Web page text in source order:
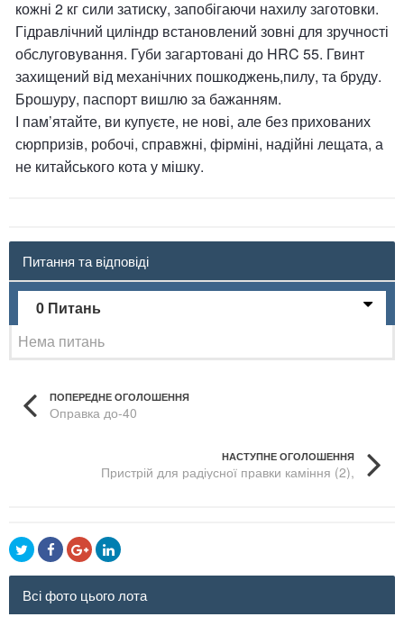
кожні 2 кг сили затиску, запобігаючи нахилу заготовки.
Гідравлічний циліндр встановлений зовні для зручності
обслуговування. Губи загартовані до HRC 55. Гвинт
захищений від механічних пошкоджень,пилу, та бруду.
Брошуру, паспорт вишлю за бажанням.
І пам’ятайте, ви купуєте, не нові, але без прихованих
сюрпризів, робочі, справжні, фірміні, надійні лещата, а
не китайського кота у мішку.
Питання та відповіді
0 Питань
Нема питань
ПОПЕРЕДНЕ ОГОЛОШЕННЯ
Оправка до-40
НАСТУПНЕ ОГОЛОШЕННЯ
Пристрій для радіусної правки каміння (2),
Всі фото цього лота